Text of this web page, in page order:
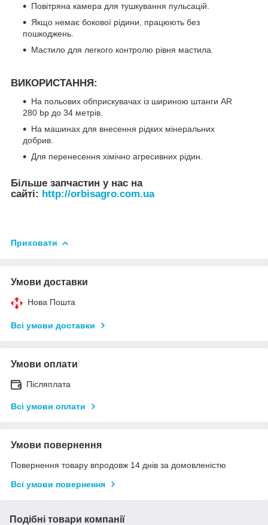
Повітряна камера для тушкування пульсацій.
Якщо немає бокової рідини, працюють без
пошкоджень.
Мастило для легкого контролю рівня мастила.
ВИКОРИСТАННЯ:
На польових обприскувачах із шириною штанги AR
280 bp до 34 метрів.
На машинах для внесення рідких мінеральних
добрив.
Для перенесення хімічно агресивних рідин.
Більше запчастин у нас на
сайті: http://orbisagro.com.ua
Приховати
Умови доставки
Нова Пошта
Всі умови доставки
Умови оплати
Післяплата
Всі умови оплати
Умови повернення
Повернення товару впродовж 14 днів за домовленістю
Всі умови повернення
Подібні товари компанії